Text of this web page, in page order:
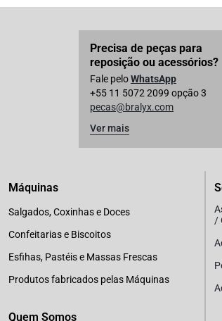
Precisa de peças para
reposição ou acessórios?
Fale peloWhatsApp
+55 11 5072 2099 opção 3
pecas@bralyx.com
Ver mais
Máquinas
Salgados, Coxinhas e Doces
Confeitarias e Biscoitos
Esfihas, Pastéis e Massas Frescas
Produtos fabricados pelas Máquinas
Quem Somos
/